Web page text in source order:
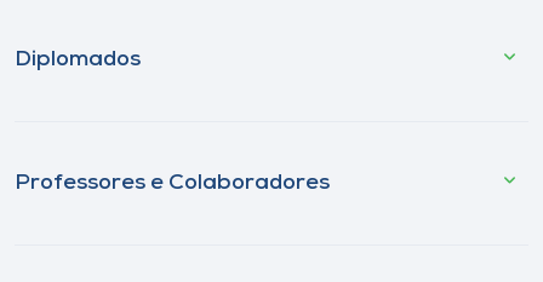
Diplomados
Professores e Colaboradores